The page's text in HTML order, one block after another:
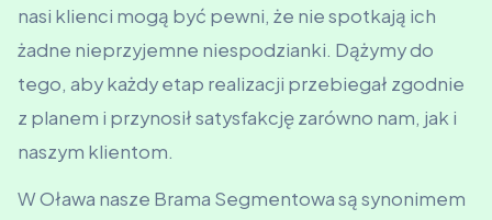
nasi klienci mogą być pewni, że nie spotkają ich
żadne nieprzyjemne niespodzianki. Dążymy do
tego, aby każdy etap realizacji przebiegał zgodnie
z planem i przynosił satysfakcję zarówno nam, jak i
naszym klientom.
W Oława nasze Brama Segmentowa są synonimem